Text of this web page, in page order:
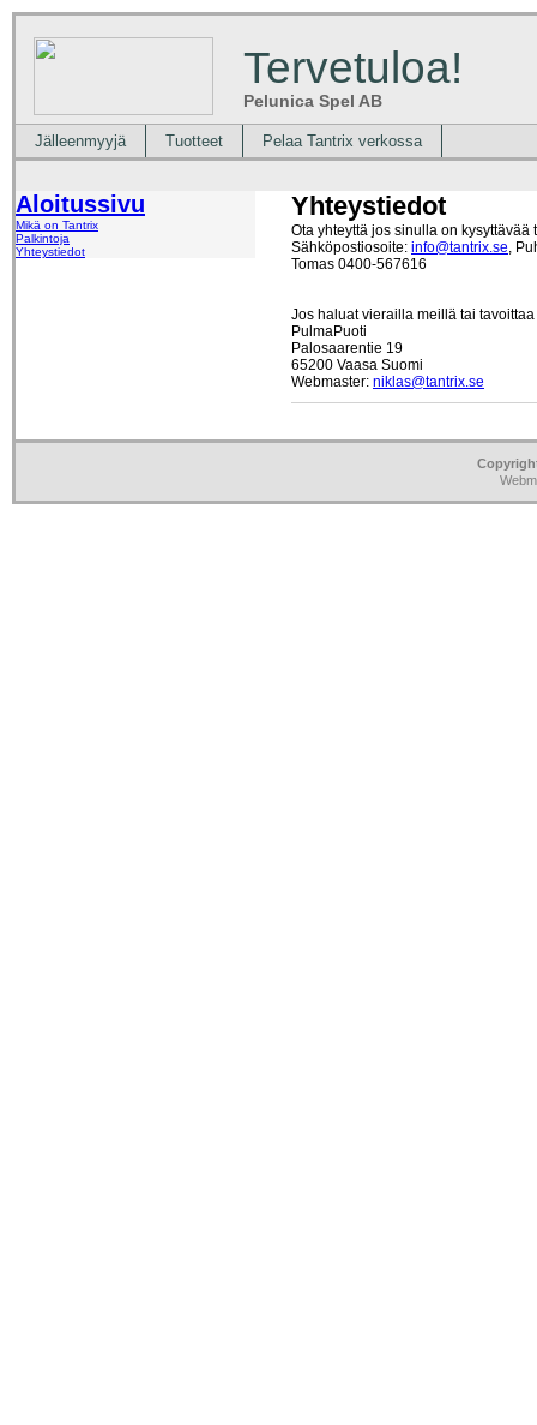
Tervetuloa!
Pelunica Spel AB
Jälleenmyyjä Tuotteet Pelaa Tantrix verkossa
Aloitussivu
Mikä on Tantrix
Palkintoja
Yhteystiedot
Yhteystiedot
Ota yhteyttä jos sinulla on
Sähköpostiosoite: info@tantrix.se,
Tomas 0400-567616
Jos haluat vierailla meillä tai
PulmaPuoti
Palosaarentie 19
65200 Vaasa Suomi
Webmaster: niklas@tantrix.se